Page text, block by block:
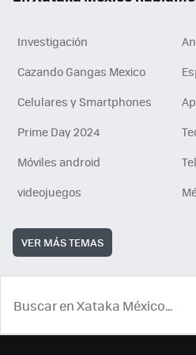
Investigación
Cazando Gangas Mexico
Celulares y Smartphones
Prime Day 2024
Móviles android
videojuegos
VER MÁS TEMAS